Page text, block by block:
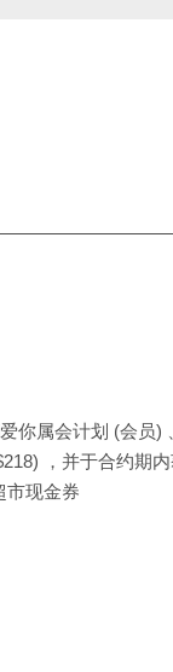
你属会计划 (会员)
，并于合约期
市现金券